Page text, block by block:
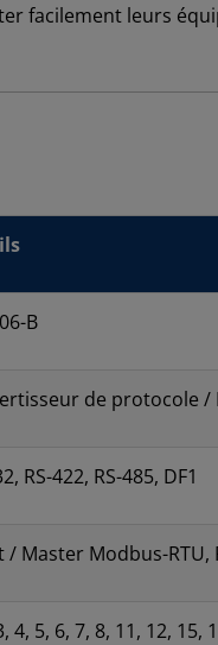
facilement leurs
B
de protocole /
RS-422, RS-485, DF1
/ Master Modbus-
4, 5, 6, 7, 8, 11, 12, 15,